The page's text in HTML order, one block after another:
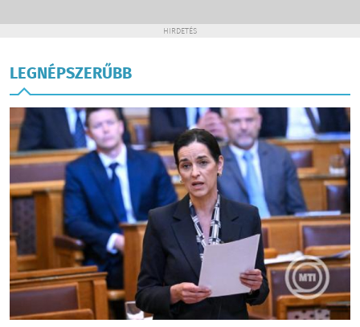
HIRDETÉS
LEGNÉPSZERŰBB